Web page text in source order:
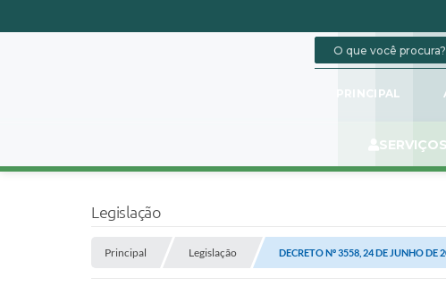
PRINCIPAL
Legislação
Principal Legislação DECRETO Nº 3558, 24 DE JUNHO DE